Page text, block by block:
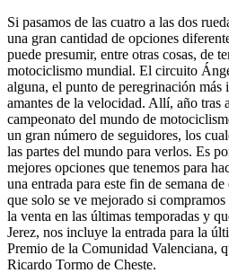
Si pasamos de las cuatro a las dos
una gran cantidad de opciones
puede presumir, entre otras cosas, de
motociclismo mundial. El circuito
alguna, el punto de peregrinación más
amantes de la velocidad. Allí, año tras
campeonato del mundo de
un gran número de seguidores, los
las partes del mundo para verlos. Es
mejores opciones que tenemos para
una entrada para este fin de semana
que solo se ve mejorado si
la venta en las últimas temporadas y
Jerez, nos incluye la entrada para la
Premio de la Comunidad Valenciana,
Ricardo Tormo de Cheste.